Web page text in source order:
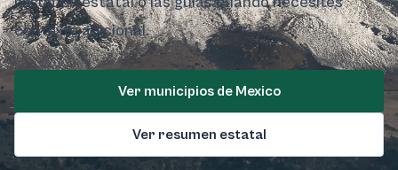
contexto adicional.
Ver municipios de Mexico
Ver resumen estatal